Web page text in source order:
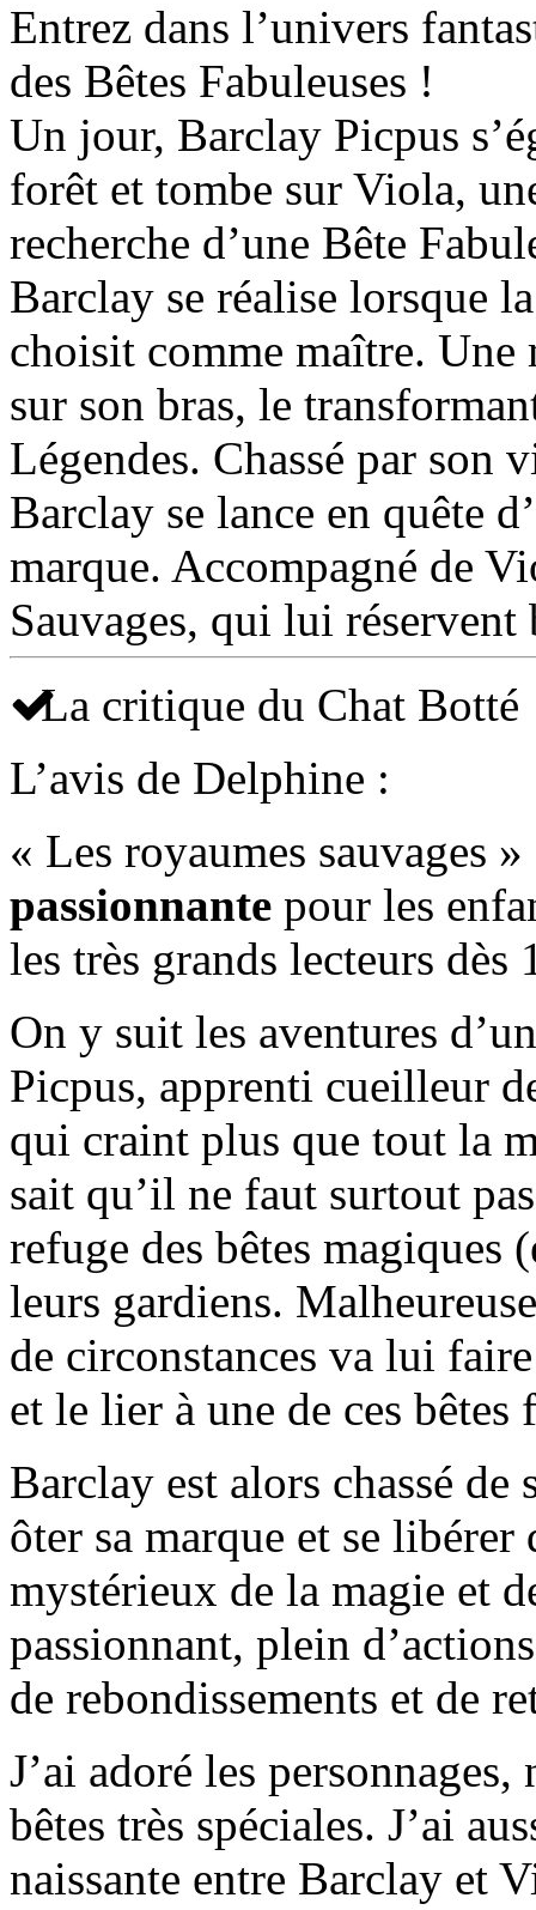
Entrez dans l’univers
des Bêtes Fabuleuses !
Un jour, Barclay Picpus
forêt et tombe sur Viola,
recherche d’une Bête
Barclay se réalise lorsque
choisit comme maître. Une
sur son bras, le
Légendes. Chassé par
Barclay se lance en quête
marque. Accompagné de
Sauvages, qui lui
La critique du Chat Botté
L’avis de Delphine :
« Les royaumes sauvages
passionnante pour les
les très grands lecteurs dès
On y suit les aventures
Picpus, apprenti cueilleur
qui craint plus que tout la
sait qu’il ne faut surtout
refuge des bêtes magiques
leurs gardiens.
de circonstances va lui
et le lier à une de ces bêtes
Barclay est alors chassé
ôter sa marque et se
mystérieux de la magie et
passionnant, plein
de rebondissements et de
J’ai adoré les
bêtes très spéciales. J’ai
naissante entre Barclay et